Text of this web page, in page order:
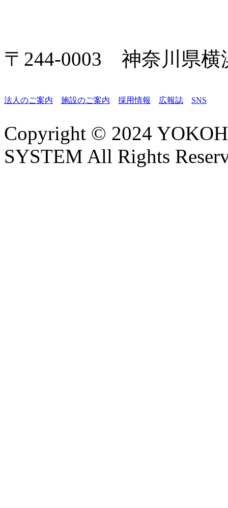
〒244-0003 神奈川県横
法人のご案内 施設のご案内 採用情報 広報誌 SNS
Copyright © 2024
SYSTEM All Rights